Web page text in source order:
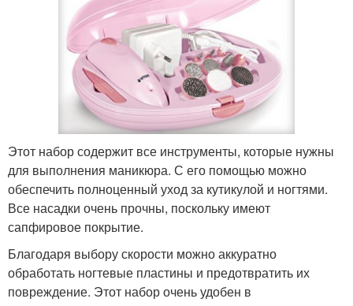
Этот набор содержит все инструменты, которые нужны
для выполнения маникюра. С его помощью можно
обеспечить полноценный уход за кутикулой и ногтями.
Все насадки очень прочны, поскольку имеют
сапфировое покрытие.
Благодаря выбору скорости можно аккуратно
обработать ногтевые пластины и предотвратить их
повреждение. Этот набор очень удобен в